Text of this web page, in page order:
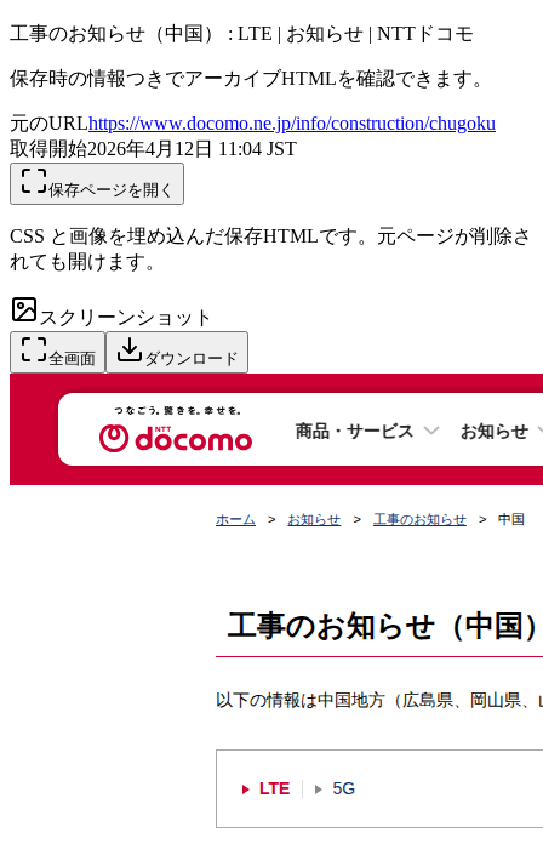
工事のお知らせ（中国） : LTE | お知らせ | NTTドコモ
保存時の情報つきでアーカイブHTMLを確認できます。
元のURLhttps://www.docomo.ne.jp/info/construction/chugoku
取得開始2026年4月12日 11:04 JST
保存ページを開く
CSS と画像を埋め込んだ保存HTMLです。元ページが削除さ
れても開けます。
スクリーンショット
全画面 ダウンロード